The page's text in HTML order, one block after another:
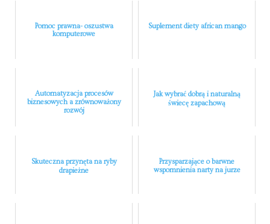
Pomoc prawna- oszustwa
komputerowe
Suplement diety african mango
Automatyzacja procesów
biznesowych a zrównoważony
rozwój
Jak wybrać dobrą i naturalną
świecę zapachową
Skuteczna przynęta na ryby
drapieżne
Przysparzające o barwne
wspomnienia narty na jurze